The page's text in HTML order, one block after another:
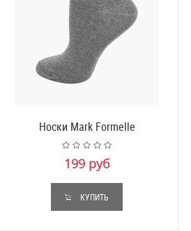
Носки Mark Formelle
199 руб
КУПИТЬ